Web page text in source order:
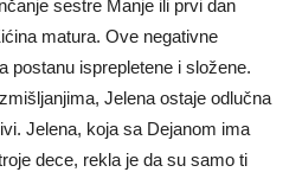
sestre Manje ili prvi dan
matura. Ove negativne
postanu isprepletene i složene.
Jelena ostaje odlučna
Jelena, koja sa Dejanom ima
dece, rekla je da su samo ti